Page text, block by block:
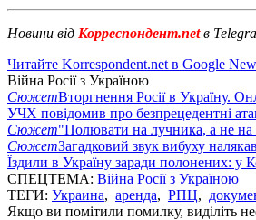
Новини від Корреспондент.netв
Читайте Korrespondent.net в Google
Війна Росії з Україною
СюжетВторгнення Росії в Україну.
УЧХ повідомив про безпрецедентні
Сюжет"Полювати на лучника, а не на
СюжетЗагадковий звук вибуху
Їздили в Україну заради полонених: у
СПЕЦТЕМА: Війна Росії з Україною
ТЕГИ: Украина, аренда, РПЦ,
Якщо ви помітили помилку, виділіть